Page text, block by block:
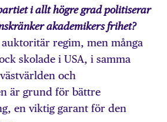
i allt högre grad politiserar
akademikers frihet?
auktoritär regim, men många
skolade i USA, i samma
och
är grund för bättre
en viktig garant för den